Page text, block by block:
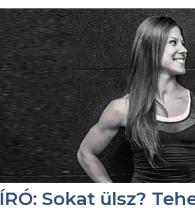
Sokat ülsz?